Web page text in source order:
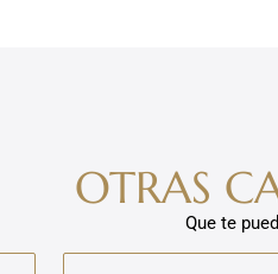
OTRAS
Que te